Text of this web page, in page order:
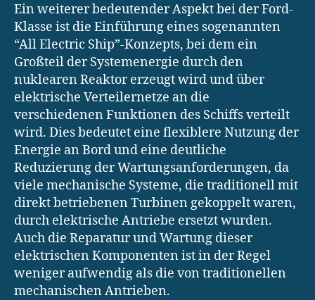
Ein weiterer bedeutender Aspekt bei der Ford-
Klasse ist die Einführung eines sogenannten
“All Electric Ship”-Konzepts, bei dem ein
Großteil der Systemenergie durch den
nuklearen Reaktor erzeugt wird und über
elektrische Verteilernetze an die
verschiedenen Funktionen des Schiffs verteilt
wird. Dies bedeutet eine flexiblere Nutzung der
Energie an Bord und eine deutliche
Reduzierung der Wartungsanforderungen, da
viele mechanische Systeme, die traditionell mit
direkt betriebenen Turbinen gekoppelt waren,
durch elektrische Antriebe ersetzt wurden.
Auch die Reparatur und Wartung dieser
elektrischen Komponenten ist in der Regel
weniger aufwendig als die von traditionellen
mechanischen Antrieben.